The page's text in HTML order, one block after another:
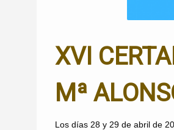
XVI
Mª
Los días 28 y 29 de abril de